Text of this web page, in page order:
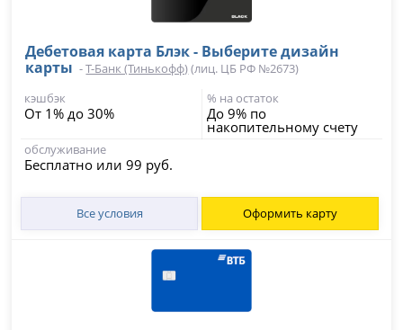
Дебетовая карта Блэк - Выберите дизайн
карты -Т-Банк (Тинькофф)(лиц. ЦБ РФ №2673)
кэшбэк
От 1% до 30%
% на остаток
До 9% по
накопительному счету
обслуживание
Бесплатно или 99 руб.
Все условия Оформить карту